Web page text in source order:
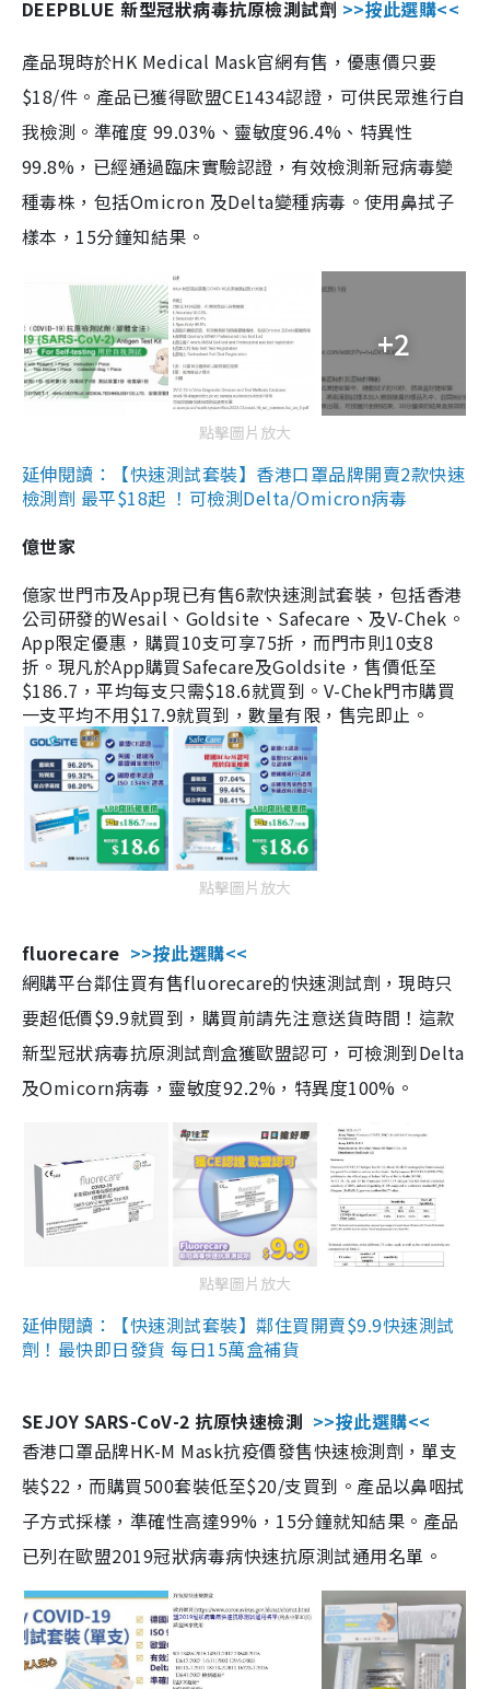
DEEPBLUE 新型冠狀病毒抗原檢測試劑 >>按此選購<<
產品現時於HK Medical Mask官網有售，優惠價只要
$18/件。產品已獲得歐盟CE1434認證，可供民眾進行自
我檢測。準確度 99.03%、靈敏度96.4%、特異性
99.8%，已經通過臨床實驗認證，有效檢測新冠病毒變
種毒株，包括Omicron 及Delta變種病毒。使用鼻拭子
樣本，15分鐘知結果。
+2
點擊圖片放大
延伸閱讀：【快速測試套裝】香港口罩品牌開賣2款快速
檢測劑 最平$18起 ！可檢測Delta/Omicron病毒
億世家
億家世門市及App現已有售6款快速測試套裝，包括香港
公司研發的Wesail、Goldsite、Safecare、及V-Chek。
App限定優惠，購買10支可享75折，而門市則10支8
折。現凡於App購買Safecare及Goldsite，售價低至
$186.7，平均每支只需$18.6就買到。V-Chek門市購買
一支平均不用$17.9就買到，數量有限，售完即止。
點擊圖片放大
fluorecare >>按此選購<<
網購平台鄰住買有售fluorecare的快速測試劑，現時只
要超低價$9.9就買到，購買前請先注意送貨時間！這款
新型冠狀病毒抗原測試劑盒獲歐盟認可，可檢測到Delta
及Omicorn病毒，靈敏度92.2%，特異度100%。
點擊圖片放大
延伸閱讀：【快速測試套裝】鄰住買開賣$9.9快速測試
劑！最快即日發貨 每日15萬盒補貨
SEJOY SARS-CoV-2 抗原快速檢測 >>按此選購<<
香港口罩品牌HK-M Mask抗疫價發售快速檢測劑，單支
裝$22，而購買500套裝低至$20/支買到。產品以鼻咽拭
子方式採樣，準確性高達99%，15分鐘就知結果。產品
已列在歐盟2019冠狀病毒病快速抗原測試通用名單。